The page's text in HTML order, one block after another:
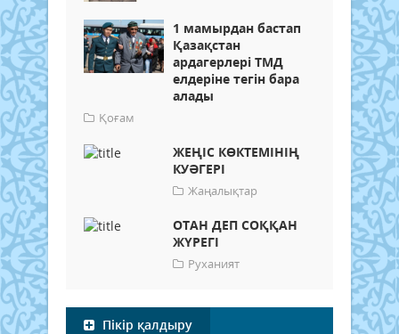
1 мамырдан бастап
Қазақстан
ардагерлері ТМД
елдеріне тегін бара
алады
Қоғам
ЖЕҢІС КӨКТЕМІНІҢ
КУӘГЕРІ
Жаңалықтар
ОТАН ДЕП СОҚҚАН
ЖҮРЕГІ
Руханият
Пікір қалдыру